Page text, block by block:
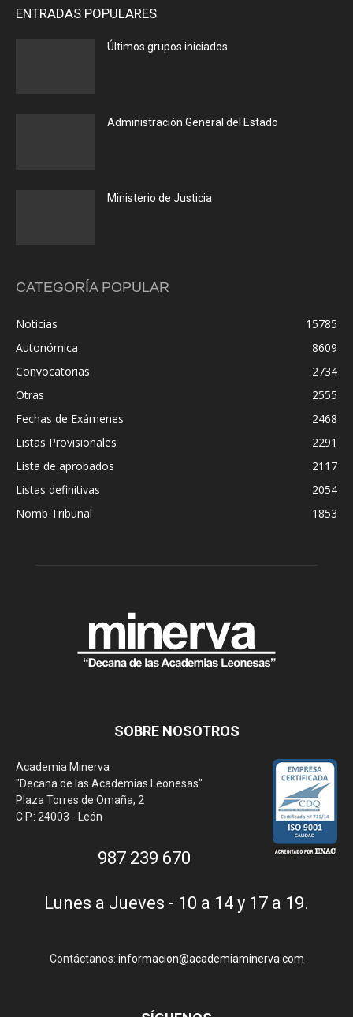
ENTRADAS POPULARES
Últimos grupos iniciados
Administración General del Estado
Ministerio de Justicia
CATEGORÍA POPULAR
Noticias
15785
Autonómica
8609
Convocatorias
2734
Otras
2555
Fechas de Exámenes
2468
Listas Provisionales
2291
Lista de aprobados
2117
Listas definitivas
2054
Nomb Tribunal
1853
SOBRE NOSOTROS
Academia Minerva
"Decana de las Academias Leonesas"
Plaza Torres de Omaña, 2
C.P.: 24003 - León
987 239 670
Lunes a Jueves - 10 a 14 y 17 a 19.
Contáctanos: informacion@academiaminerva.com